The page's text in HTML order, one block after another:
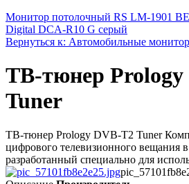
Монитор потолочный RS LM-1901 BE
Digital DCA-R10 G серый
Вернуться к: Автомобильные
ТВ-тюнер Prology
Tuner
ТВ-тюнер Prology DVB-T2 Tuner
цифрового телевизионного вещания
разработанный специально для